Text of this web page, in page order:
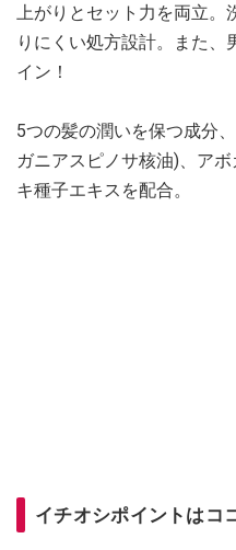
上がりとセット力を両立。
りにくい処方設計。また
イン！
5つの髪の潤いを保つ成分
ガニアスピノサ核油)、ア
キ種子エキスを配合。
イチオシポイントはコ